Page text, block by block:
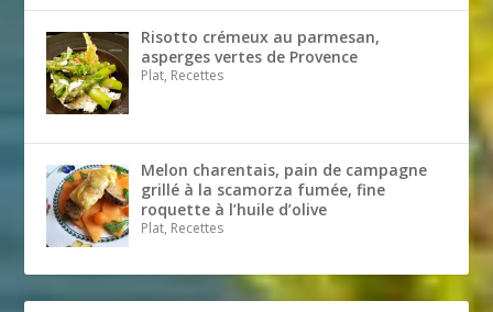
Risotto crémeux au parmesan,
asperges vertes de Provence
Plat, Recettes
Melon charentais, pain de campagne
grillé à la scamorza fumée, fine
roquette à l’huile d’olive
Plat, Recettes